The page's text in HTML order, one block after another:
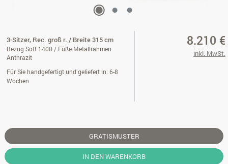
3-Sitzer, Rec. groß r. / Breite 315 cm
Bezug Soft 1400 / Füße Metallrahmen
Anthrazit
Für Sie handgefertigt und geliefert in: 6-8
Wochen
8.210 €
inkl. MwSt.
GRATISMUSTER
IN DEN WARENKORB